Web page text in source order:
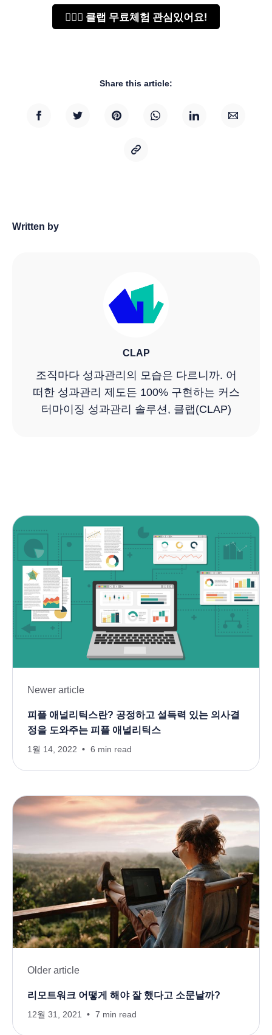
🙋🏻‍♂️ 클랩 무료체험 관심있어요!
Share this article:
Written by
CLAP
조직마다 성과관리의 모습은 다르니까. 어
떠한 성과관리 제도든 100% 구현하는 커스
터마이징 성과관리 솔루션, 클랩(CLAP)
Newer article
피플 애널리틱스란? 공정하고 설득력 있는 의사결
정을 도와주는 피플 애널리틱스
1월 14, 2022 6 min read
Older article
리모트워크 어떻게 해야 잘 했다고 소문날까?
12월 31, 2021 7 min read